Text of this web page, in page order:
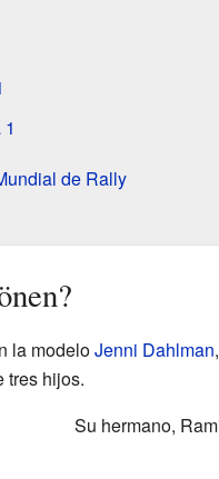
de Rally
la modeloJenni Dahlman
tres hijos.
Su hermano,